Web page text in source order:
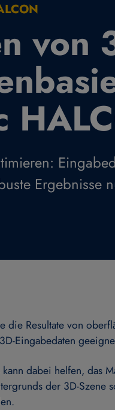
von
Ergebnisse
die Resultate von
Eingabedaten
dabei helfen, das
der 3D-